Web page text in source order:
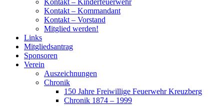
Kontakt – Kommandant
Kontakt – Vorstand
Mitglied werden!
Links
Mitgliedsantrag
Sponsoren
Verein
Auszeichnungen
Chronik
150 Jahre Freiwillige Feuerwehr Kreuzberg
Chronik 1874 – 1999